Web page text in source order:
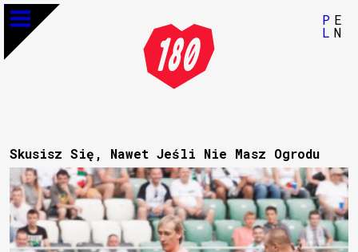
P
L
E
N
Skusisz Się, Nawet Jeśli Nie Masz Ogrodu